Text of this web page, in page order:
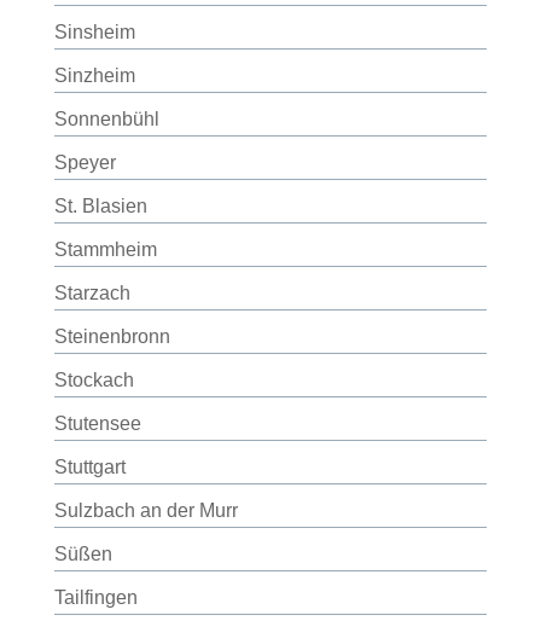
Sinsheim
Sinzheim
Sonnenbühl
Speyer
St. Blasien
Stammheim
Starzach
Steinenbronn
Stockach
Stutensee
Stuttgart
Sulzbach an der Murr
Süßen
Tailfingen